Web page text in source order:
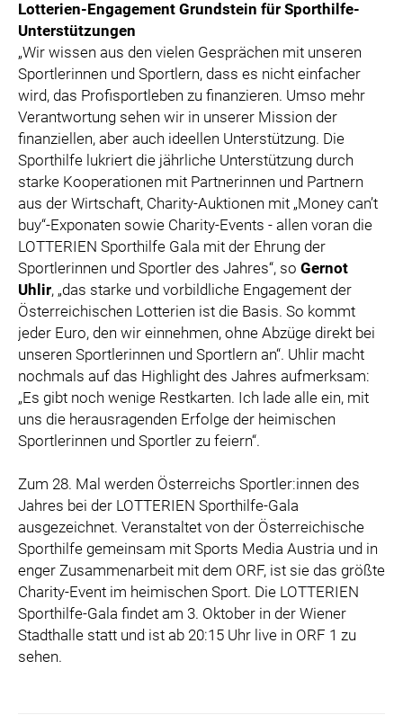
Lotterien-Engagement Grundstein für Sporthilfe-
Unterstützungen
„Wir wissen aus den vielen Gesprächen mit unseren
Sportlerinnen und Sportlern, dass es nicht einfacher
wird, das Profisportleben zu finanzieren. Umso mehr
Verantwortung sehen wir in unserer Mission der
finanziellen, aber auch ideellen Unterstützung. Die
Sporthilfe lukriert die jährliche Unterstützung durch
starke Kooperationen mit Partnerinnen und Partnern
aus der Wirtschaft, Charity-Auktionen mit „Money can’t
buy“-Exponaten sowie Charity-Events - allen voran die
LOTTERIEN Sporthilfe Gala mit der Ehrung der
Sportlerinnen und Sportler des Jahres“, so Gernot
Uhlir, „das starke und vorbildliche Engagement der
Österreichischen Lotterien ist die Basis. So kommt
jeder Euro, den wir einnehmen, ohne Abzüge direkt bei
unseren Sportlerinnen und Sportlern an“. Uhlir macht
nochmals auf das Highlight des Jahres aufmerksam:
„Es gibt noch wenige Restkarten. Ich lade alle ein, mit
uns die herausragenden Erfolge der heimischen
Sportlerinnen und Sportler zu feiern“.
Zum 28. Mal werden Österreichs Sportler:innen des
Jahres bei der LOTTERIEN Sporthilfe-Gala
ausgezeichnet. Veranstaltet von der Österreichische
Sporthilfe gemeinsam mit Sports Media Austria und in
enger Zusammenarbeit mit dem ORF, ist sie das größte
Charity-Event im heimischen Sport. Die LOTTERIEN
Sporthilfe-Gala findet am 3. Oktober in der Wiener
Stadthalle statt und ist ab 20:15 Uhr live in ORF 1 zu
sehen.